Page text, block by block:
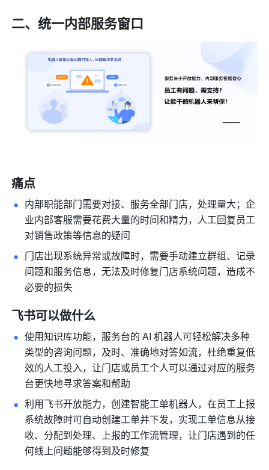
二、统一内部服务窗口
痛点
内部职能部门需要对接、服务全部门店，处理量大；企
业内部客服需要花费大量的时间和精力，人工回复员工
对销售政策等信息的疑问
门店出现系统异常或故障时，需要手动建立群组、记录
问题和服务信息，无法及时修复门店系统问题，造成不
必要的损失
飞书可以做什么
使用知识库功能，服务台的 AI 机器人可轻松解决多种
类型的咨询问题，及时、准确地对答如流，杜绝重复低
效的人工投入，让门店或员工个人可以通过对应的服务
台更快地寻求答案和帮助
利用飞书开放能力，创建智能工单机器人，在员工上报
系统故障时可自动创建工单并下发，实现工单信息从接
收、分配到处理、上报的工作流管理，让门店遇到的任
何线上问题能够得到及时修复